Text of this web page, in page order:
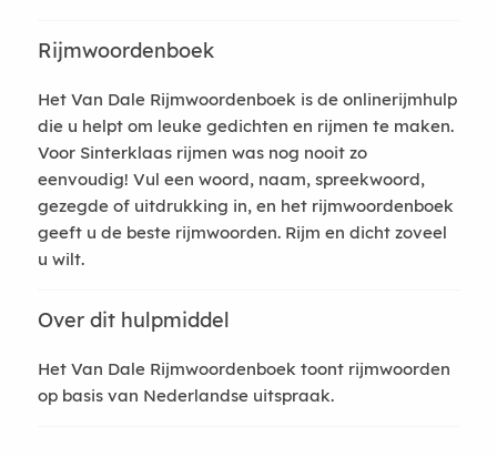
Rijmwoordenboek
Het Van Dale Rijmwoordenboek is de onlinerijmhulp
die u helpt om leuke gedichten en rijmen te maken.
Voor Sinterklaas rijmen was nog nooit zo
eenvoudig! Vul een woord, naam, spreekwoord,
gezegde of uitdrukking in, en het rijmwoordenboek
geeft u de beste rijmwoorden. Rijm en dicht zoveel
u wilt.
Over dit hulpmiddel
Het Van Dale Rijmwoordenboek toont rijmwoorden
op basis van Nederlandse uitspraak.